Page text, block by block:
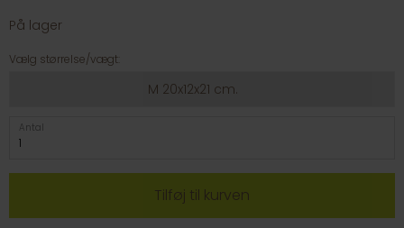
På lager
Vælg størrelse/vægt:
M 20x12x21 cm.
Antal